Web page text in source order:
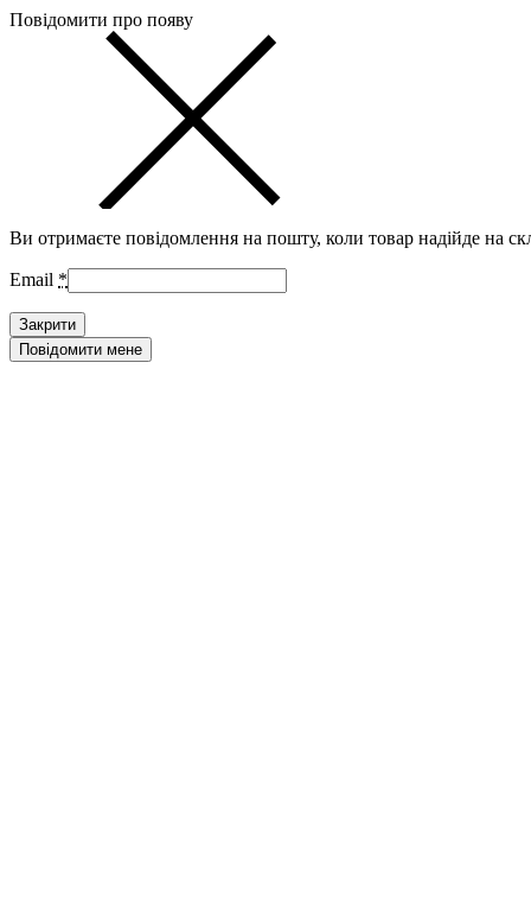
Повідомити про появу
Ви отримаєте повідомлення на пошту, коли товар надійде на
Email *
Закрити
Повідомити мене